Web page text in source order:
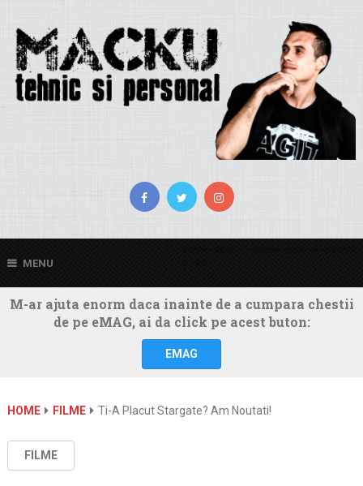
MENU
M-ar ajuta enorm daca inainte de a cumpara chestii
de pe eMAG, ai da click pe acest buton:
EMAG
HOME FILME Ti-A Placut Stargate? Am Noutati!
FILME